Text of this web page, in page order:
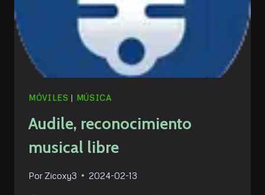
MÓVILES | MÚSICA
Audile, reconocimiento
musical libre
Por Zicoxy3 2024-02-13